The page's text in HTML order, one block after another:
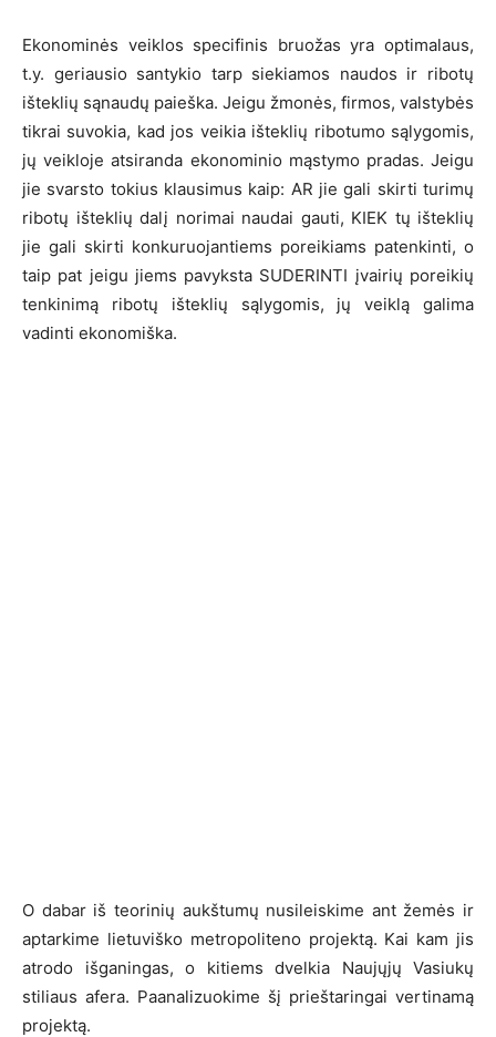
Ekonominės veiklos specifinis bruožas yra optimalaus,
t.y. geriausio santykio tarp siekiamos naudos ir ribotų
išteklių sąnaudų paieška. Jeigu žmonės, firmos, valstybės
tikrai suvokia, kad jos veikia išteklių ribotumo sąlygomis,
jų veikloje atsiranda ekonominio mąstymo pradas. Jeigu
jie svarsto tokius klausimus kaip: AR jie gali skirti turimų
ribotų išteklių dalį norimai naudai gauti, KIEK tų išteklių
jie gali skirti konkuruojantiems poreikiams patenkinti, o
taip pat jeigu jiems pavyksta SUDERINTI įvairių poreikių
tenkinimą ribotų išteklių sąlygomis, jų veiklą galima
vadinti ekonomiška.
O dabar iš teorinių aukštumų nusileiskime ant žemės ir
aptarkime lietuviško metropoliteno projektą. Kai kam jis
atrodo išganingas, o kitiems dvelkia Naujųjų Vasiukų
stiliaus afera. Paanalizuokime šį prieštaringai vertinamą
projektą.